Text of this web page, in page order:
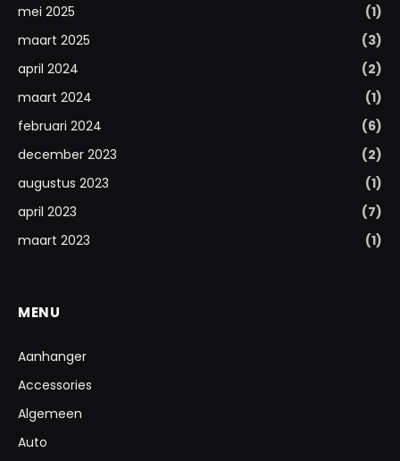
mei 2025
(1)
maart 2025
(3)
april 2024
(2)
maart 2024
(1)
februari 2024
(6)
december 2023
(2)
augustus 2023
(1)
april 2023
(7)
maart 2023
(1)
MENU
Aanhanger
Accessories
Algemeen
Auto